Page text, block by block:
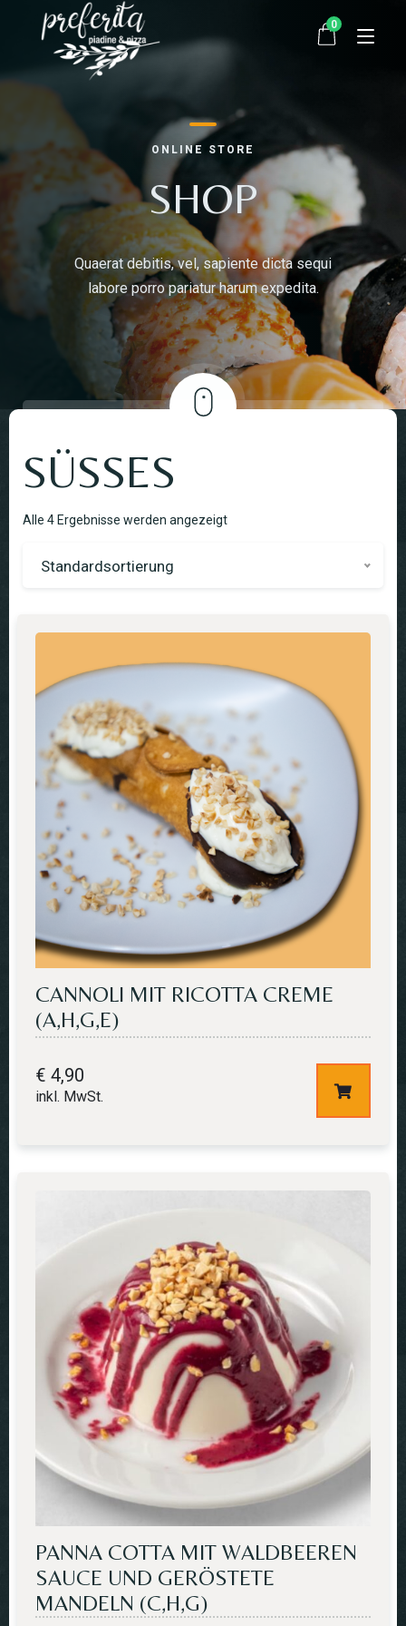
Startseite
Bestellen
Über uns
Kontakt
0
ONLINE STORE
SHOP
Quaerat debitis, vel, sapiente dicta sequi
labore porro pariatur harum expedita.
SÜSSES
Alle 4 Ergebnisse werden angezeigt
Standardsortierung
CANNOLI MIT RICOTTA CREME
(A,H,G,E)
€ 4,90
inkl. MwSt.
PANNA COTTA MIT WALDBEEREN
SAUCE UND GERÖSTETE
MANDELN (C,H,G)